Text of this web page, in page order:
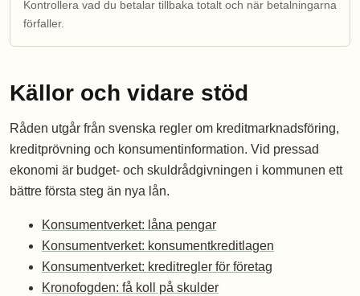
Kontrollera vad du betalar tillbaka totalt och när betalningarna
förfaller.
Källor och vidare stöd
Råden utgår från svenska regler om kreditmarknadsföring,
kreditprövning och konsumentinformation. Vid pressad
ekonomi är budget- och skuldrådgivningen i kommunen ett
bättre första steg än nya lån.
Konsumentverket: låna pengar
Konsumentverket: konsumentkreditlagen
Konsumentverket: kreditregler för företag
Kronofogden: få koll på skulder